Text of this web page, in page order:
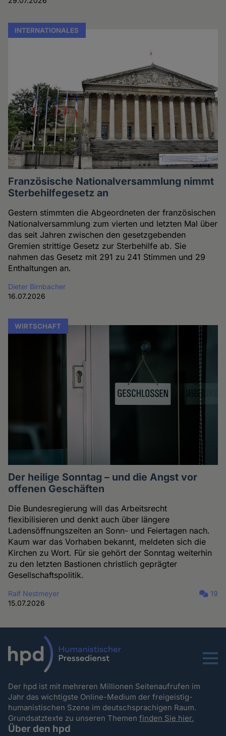
INTERNATIONALES
Französische Nationalversammlung nimmt
Sterbehilfegesetz an
Gestern stimmten die Abgeordneten der französischen
Nationalversammlung zum vierten und letzten Mal über
das seit Jahren zwischen den gesetzgebenden
Gremien strittige Gesetz zur Sterbehilfe ab. Sie
nahmen das Gesetz mit 291 zu 241 Stimmen und 29
Enthaltungen an.
Dieter Birnbacher
16.07.2026
WIRTSCHAFT
Der heilige Sonntag – und die Angst vor
offenen Geschäften
Die Bundesregierung will das Arbeitsrecht
flexibilisieren und denkt auch über längere
Ladensöffnungszeiten an Sonn- und Feiertagen nach.
Kaum war das Vorhaben bekannt, meldeten sich die
Kirchen zu Wort. Für sie gehört der Sonntag weiterhin
zu den letzten Bastionen christlich geprägter
Gesellschaftspolitik.
Ralf Nestmeyer
15.07.2026
19
Menu
Der hpd ist mit mehreren Millionen Seitenaufrufen im
Jahr das wichtigste Online-Medium der freigeistig-
humanistischen Szene im deutschsprachigen Raum.
Grundsatztexte zu unseren Themenfinden Sie hier.
Über den hpd